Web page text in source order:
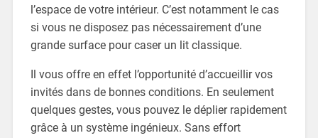
l’espace de votre intérieur. C’est notamment le cas
si vous ne disposez pas nécessairement d’une
grande surface pour caser un lit classique.
Il vous offre en effet l’opportunité d’accueillir vos
invités dans de bonnes conditions. En seulement
quelques gestes, vous pouvez le déplier rapidement
grâce à un système ingénieux. Sans effort